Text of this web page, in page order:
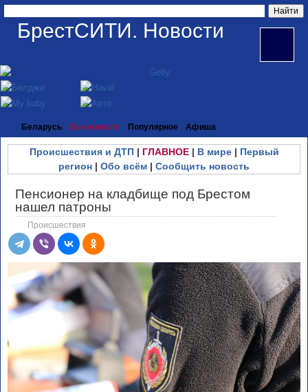
БрестСИТИ. Новости
Беларусь Все новости Популярное Афиша
Происшествия и ДТП| ГЛАВНОЕ| В мире| Первый
регион | Обо всём | Сообщить новость
Пенсионер на кладбище под Брестом
нашел патроны
Происшествия